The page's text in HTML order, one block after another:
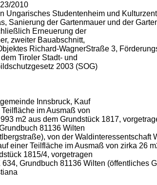
2010
Ungarisches Studentenheim und
Sanierung der Gartenmauer und der
Erneuerung der
zweiter Bauabschnitt,
Richard-WagnerStraße 3,
Tiroler Stadt- und
2003 (SOG)
Innsbruck, Kauf
im Ausmaß von
m2 aus dem Grundstück 1817,
81136 Wilten
von der Waldinteressentschaft
einer Teilfläche im Ausmaß von zirka 26
1815/4, vorgetragen
634, Grundbuch 81136 Wilten (öffentliches